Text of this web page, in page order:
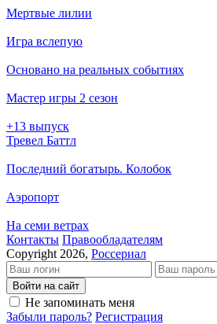
Мертвые лилии
Игра вслепую
Основано на реальных событиях
Мастер игры 2 сезон
+13 выпуск
Тревел Баттл
Последний богатырь. Колобок
Аэропорт
На семи ветрах
Кон­так­ты Пра­во­об­ла­да­те­лям
Copyright 2026, Россериал
Войти на сайт
Не запоминать меня
Забыли пароль? Регистрация